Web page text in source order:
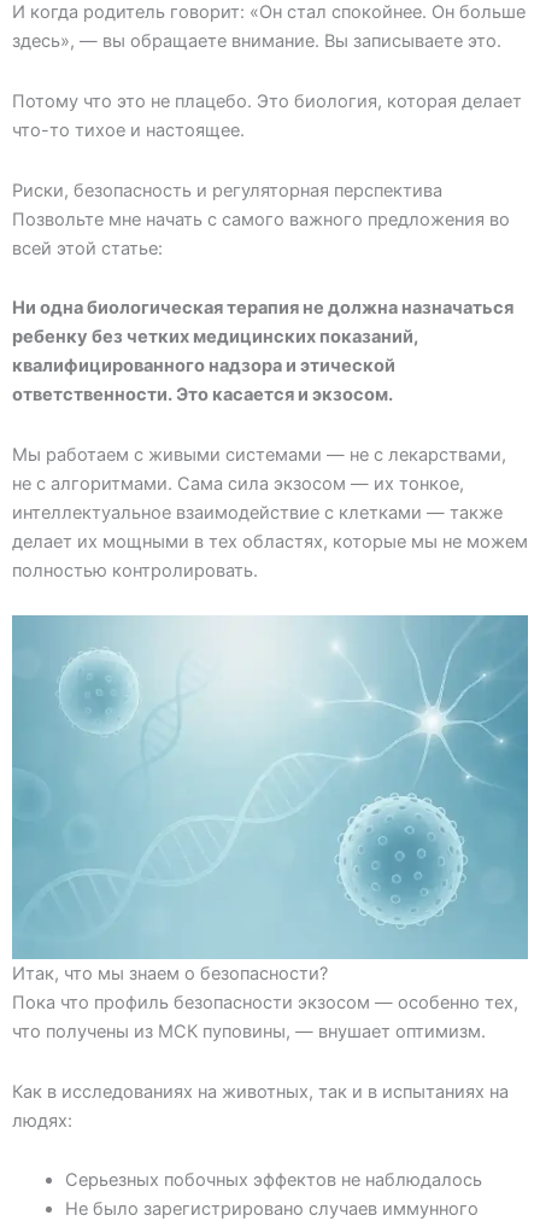
И когда родитель говорит: «Он стал спокойнее. Он больше
здесь», — вы обращаете внимание. Вы записываете это.
Потому что это не плацебо. Это биология, которая делает
что-то тихое и настоящее.
Риски, безопасность и регуляторная перспектива
Позвольте мне начать с самого важного предложения во
всей этой статье:
Ни одна биологическая терапия не должна назначаться
ребенку без четких медицинских показаний,
квалифицированного надзора и этической
ответственности. Это касается и экзосом.
Мы работаем с живыми системами — не с лекарствами,
не с алгоритмами. Сама сила экзосом — их тонкое,
интеллектуальное взаимодействие с клетками — также
делает их мощными в тех областях, которые мы не можем
полностью контролировать.
Итак, что мы знаем о безопасности?
Пока что профиль безопасности экзосом — особенно тех,
что получены из МСК пуповины, — внушает оптимизм.
Как в исследованиях на животных, так и в испытаниях на
людях:
Серьезных побочных эффектов не наблюдалось
Не было зарегистрировано случаев иммунного